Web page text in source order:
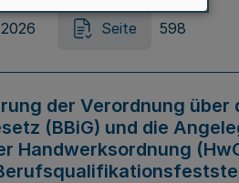
Seite 598
der Verordnung über
(BBiG) und die
Handwerksordnung